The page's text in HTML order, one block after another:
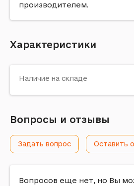
производителем.
Характеристики
Наличие на складе
Вопросы и отзывы
Задать вопрос Оставить
Вопросов еще нет, но Вы